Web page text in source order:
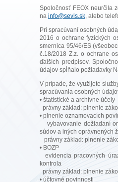
Spoločnosť FEOX neurčila
na info@sevis.sk , alebo
Pri spracúvaní osobných
2016 o ochrane fyzických
smernica 95/46/ES
č.18/2018 Z.z. o ochrane
ďalších predpisov.
údajov spĺňalo požiadavky
V prípade, že využijete
spracúvania osobných
• štatistické a archívne účely
právny základ: plnenie
• plnenie oznamovacích
vybavovanie dožiadaní
súdov a iných oprávnených
právny základ: plnenie
• BOZP
evidencia pracovných
kontrola
právny základ: plnenie
• účtovné povinnosti